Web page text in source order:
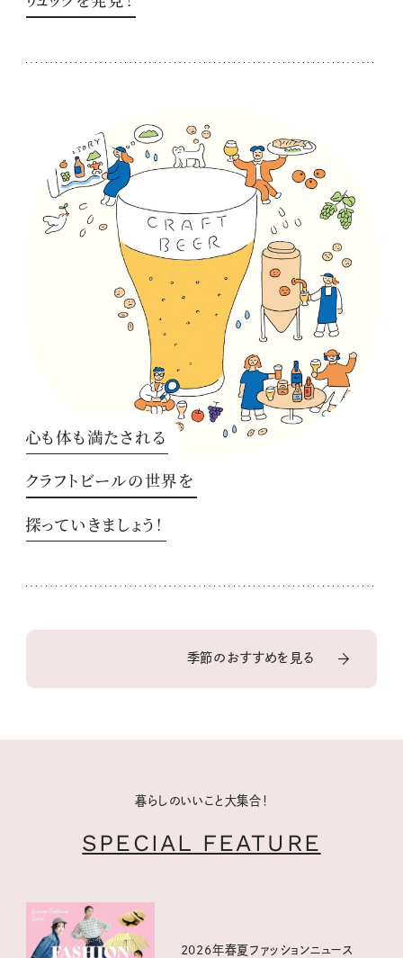
心も体も満たされる
クラフトビールの世界を
探っていきましょう！
季節のおすすめを見る
暮らしのいいこと大集合！
SPECIAL FEATURE
2026年春夏ファッションニュース